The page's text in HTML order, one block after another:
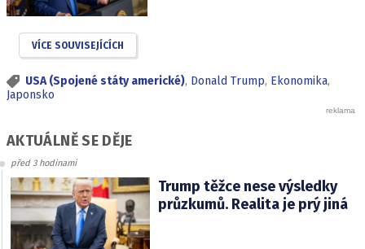
VÍCE SOUVISEJÍCÍCH
USA (Spojené státy americké), Donald Trump, Ekonomika,
Japonsko
AKTUÁLNĚ SE DĚJE
před 3 hodinami
Trump těžce nese výsledky
průzkumů. Realita je prý jiná